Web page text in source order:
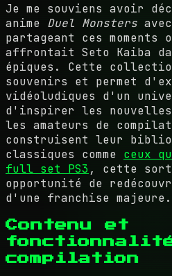
Je me souviens avoir
anime Duel Monsters
partageant ces moments
affrontait Seto Kaiba
épiques. Cette
souvenirs et permet
vidéoludiques d'un
d'inspirer les nouvelles
les amateurs de
construisent leur
classiques comme ceux
full set PS3, cette
opportunité de
d'une franchise majeure.
Contenu et
compilation